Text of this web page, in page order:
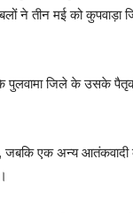
ने तीन मई को कुपवाड़ा
जिले के उसके पैतृक
जबकि एक अन्य